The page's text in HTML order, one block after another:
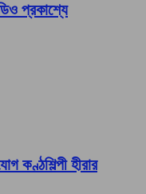
প্রকাশ্যে
কণ্ঠশিল্পী হীরার